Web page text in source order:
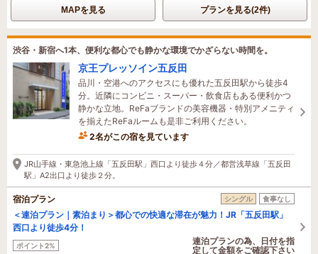
MAPを見る プランを見る(2件)
渋谷・新宿へ1本、便利な都心でも静かな環境でかざらない時間を。
京王プレッソイン五反田
品川・空港へのアクセスにも優れた五反田駅から徒歩4
分。近隣にコンビニ・スーパー・飲食店もある便利かつ
静かな立地。ReFaブランドの美容機器・特別アメニティ
を揃えたReFaルームも是非ご利用ください。
2名がこの宿を見ています
5時間前に予約されました
JR山手線・東急池上線「五反田駅」西口より徒歩４分／都営浅草線「五反田
駅」A2出口より徒歩２分。
宿泊プラン シングル 食事なし
＜連泊プラン｜素泊まり＞都心での快適な滞在が魅力！JR「五反田駅」
西口より徒歩4分！
ポイント2%
連泊プランの為、日付を指
定して金額をご確認下さい